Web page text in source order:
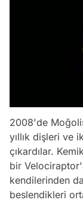
2008'de
yıllık dişleri ve
çıkardılar.
bir
kendilerinden
beslendikleri